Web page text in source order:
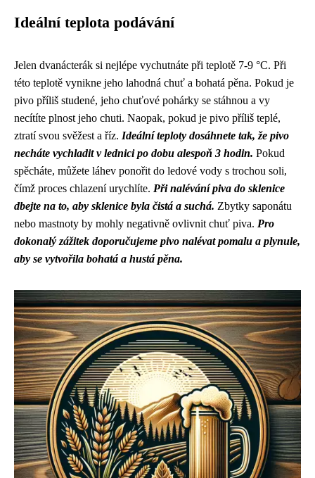
Ideální teplota podávání
Jelen dvanácterák si nejlépe vychutnáte při teplotě 7-9 °C. Při
této teplotě vynikne jeho lahodná chuť a bohatá pěna. Pokud je
pivo příliš studené, jeho chuťové pohárky se stáhnou a vy
necítíte plnost jeho chuti. Naopak, pokud je pivo příliš teplé,
ztratí svou svěžest a říz. Ideální teploty dosáhnete tak, že pivo
necháte vychladit v lednici po dobu alespoň 3 hodin. Pokud
spěcháte, můžete láhev ponořit do ledové vody s trochou soli,
čímž proces chlazení urychlíte. Při nalévání piva do sklenice
dbejte na to, aby sklenice byla čistá a suchá. Zbytky saponátu
nebo mastnoty by mohly negativně ovlivnit chuť piva. Pro
dokonalý zážitek doporučujeme pivo nalévat pomalu a plynule,
aby se vytvořila bohatá a hustá pěna.